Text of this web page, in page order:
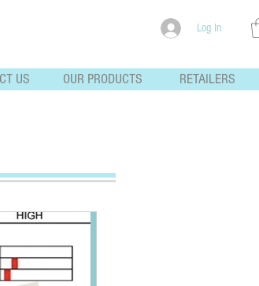
Log In
US OUR PRODUCTS RETAILERS